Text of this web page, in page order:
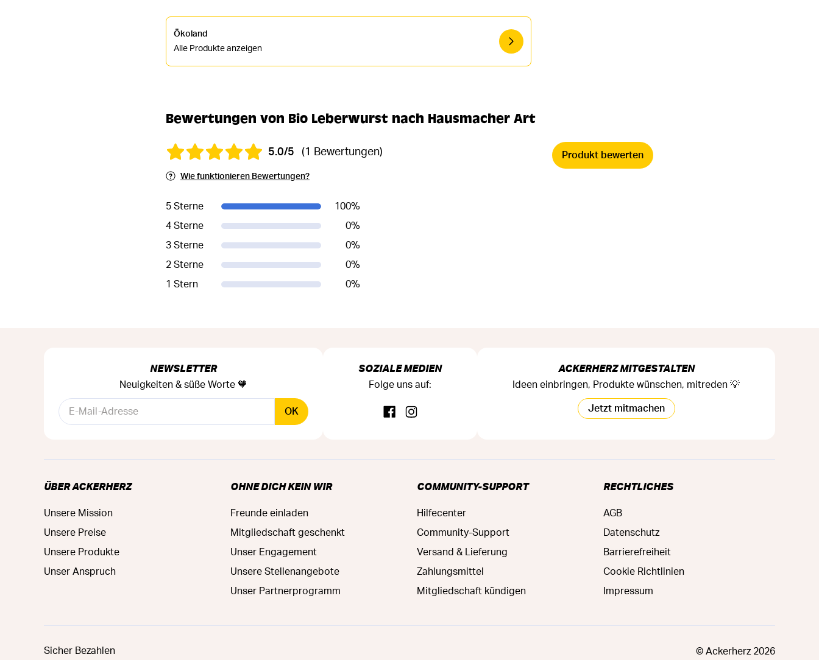
Ökoland
Alle Produkte anzeigen
Bewertungen von Bio Leberwurst nach Hausmacher Art
5.0/5 (1 Bewertungen)
Wie funktionieren Bewertungen?
Produkt bewerten
5 Sterne 100%
4 Sterne
0%
3 Sterne
0%
2 Sterne
0%
1 Stern
0%
NEWSLETTER
Neuigkeiten & süße Worte 🧡
OK
SOZIALE MEDIEN
Folge uns auf:
ACKERHERZ MITGESTALTEN
Ideen einbringen, Produkte wünschen, mitreden 💡
Jetzt mitmachen
ÜBER ACKERHERZ
Unsere Mission
Unsere Preise
Unsere Produkte
Unser Anspruch
OHNE DICH KEIN WIR
Freunde einladen
Mitgliedschaft geschenkt
Unser Engagement
Unsere Stellenangebote
Unser Partnerprogramm
COMMUNITY-SUPPORT
Hilfecenter
Community-Support
Versand & Lieferung
Zahlungsmittel
Mitgliedschaft kündigen
RECHTLICHES
AGB
Datenschutz
Barrierefreiheit
Cookie Richtlinien
Impressum
Sicher Bezahlen © Ackerherz 2026